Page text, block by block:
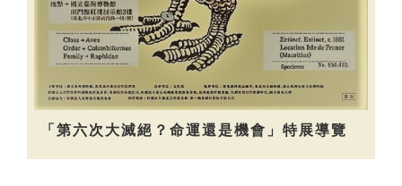
「第六次大滅絕？命運還是機會」特展導覽